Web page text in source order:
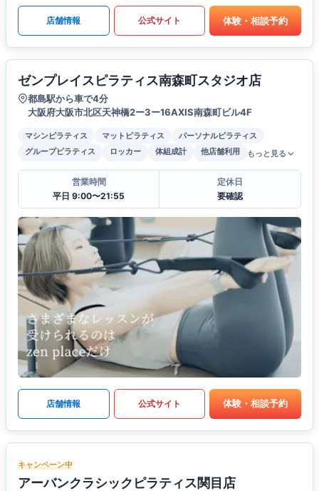
店舗情報 公式サイト 体験・相談予約
ゼンプレイスピラティス南森町スタジオ店
都島駅から車で4分
大阪府大阪市北区天神橋2ー3ー16AXIS南森町ビル4F
マシンピラティス マットピラティス
パーソナルピラティス
グループピラティス
ロッカー 体組成計 他店舗利用 もっと見る
営業時間
平日 9:00〜21:55
定休日
要確認
店舗情報 公式サイト 体験・相談予約
キャンペーン中
アーバンクラシックピラティス関目店